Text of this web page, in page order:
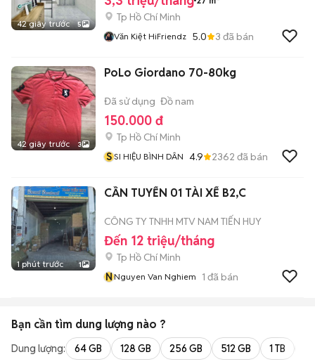
42 giây trước 5
Tp Hồ Chí Minh
Văn Kiệt HiFriendz 5.0 3 đã bán
42 giây trước 3
PoLo Giordano 70-80kg
Đã sử dụng Đồ nam
150.000 đ
Tp Hồ Chí Minh
S SI HIỆU BÌNH DÂN 4.9 2362 đã bán
1 phút trước 1
CẦN TUYỂN 01 TÀI XẾ B2,C
CÔNG TY TNHH MTV NAM TIẾN HUY
Đến 12 triệu/tháng
Tp Hồ Chí Minh
NNguyen Van Nghiem 1 đã bán
Bạn cần tìm dung lượng nào ?
Dung lượng: 64 GB 128 GB 256 GB 512 GB 1 TB